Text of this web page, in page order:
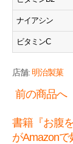
ナイアシン
ビタミンC
店舗: 明治製菓
前の商品へ
書籍『お腹
がAmazonで